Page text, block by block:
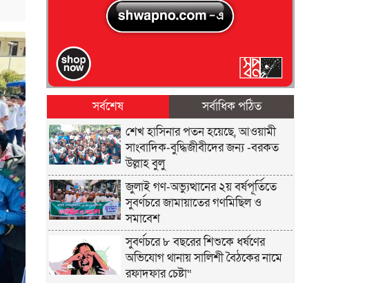
সর্বশেষ
সর্বাধিক পঠিত
শেখ হাসিনার পতন হয়েছে, আওয়ামী
সাংবাদিক-বুদ্ধিজীবীদের জন্য -বরকত
উল্লাহ বুলু
জুলাই গণ-অভ্যুত্থানের ২য় বর্ষপূর্তিতে
সুবর্ণচরে জামায়াতের গণমিছিল ও
সমাবেশ
সুবর্ণচরে ৮ বছরের শিশুকে ধর্ষণের
অভিযোগ থানায় সালিশী বৈঠকের নামে
রফাদফার চেষ্টা“